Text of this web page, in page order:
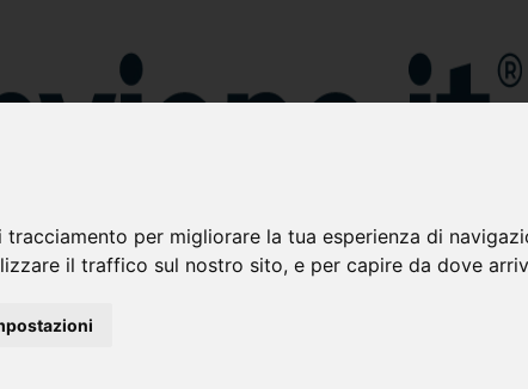
per migliorare la tua esperienza di
il traffico sul nostro sito, e per capire da dove